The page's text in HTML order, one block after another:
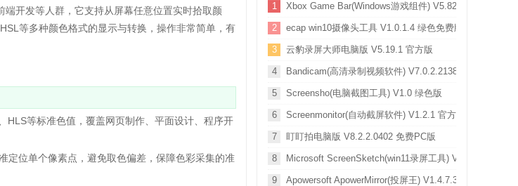
开发等人群，它支持从屏幕任意位置实时拾取颜
等多种颜色格式的显示与转换，操作非常简单，有
等标准色值，覆盖网页制作、平面设计、程序开
位单个像素点，避免取色偏差，保障色彩采集的准
1 Xbox Game Bar(Windows游戏组件) V5.822.10271.0 独
2 ecap win10摄像头工具 V1.0.1.4 绿色免费版
3 云豹录屏大师电脑版 V5.19.1 官方版
4 Bandicam(高清录制视频软件) V7.0.2.2138 汉化破解版
5 Screensho(电脑截图工具) V1.0 绿色版
6 Screenmonitor(自动截屏软件) V1.2.1 官方最新版
7 盯盯拍电脑版 V8.2.2.0402 免费PC版
8 Microsoft ScreenSketch(win11录屏工具)
9 Apowersoft ApowerMirror(投屏王) V1.4.7.33 终身商业授